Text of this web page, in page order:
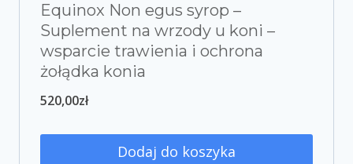
Equinox Non egus syrop –
Suplement na wrzody u koni –
wsparcie trawienia i ochrona
żołądka konia
520,00zł
Dodaj do koszyka